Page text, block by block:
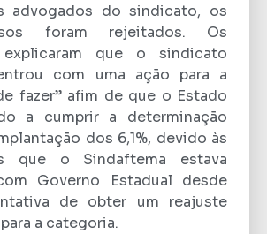
advogados do sindicato, os
foram rejeitados. Os
explicaram que o sindicato
com uma ação para a
fazer” afim de que o Estado
a cumprir a determinação
dos 6,1%, devido às
que o Sindaftema estava
Governo Estadual desde
de obter um reajuste
a categoria.